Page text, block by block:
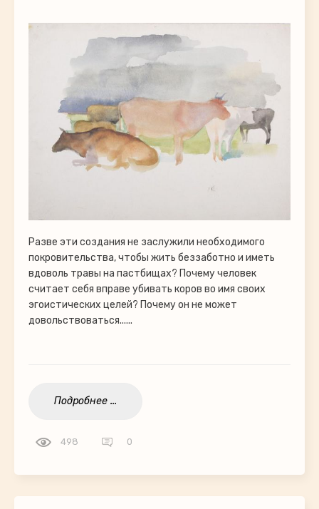
Разве эти создания не заслужили необходимого
покровительства, чтобы жить беззаботно и иметь
вдоволь травы на пастбищах? Почему человек
считает себя вправе убивать коров во имя своих
эгоистических целей? Почему он не может
довольствоваться......
Подробнее ...
498 0